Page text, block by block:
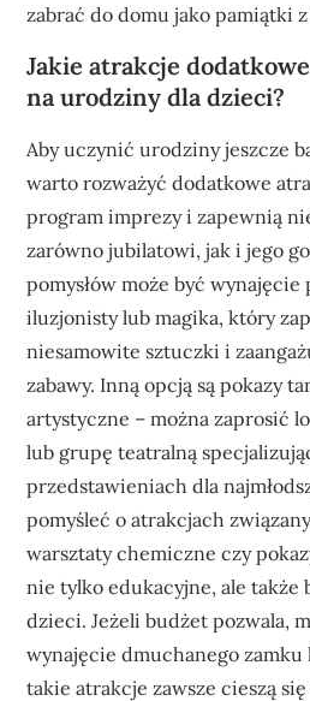
zabrać do domu jako pamiątki
Jakie atrakcje
na urodziny dla dzieci?
Aby uczynić urodziny jeszcze
warto rozważyć dodatkowe
program imprezy i zapewnią
zarówno jubilatowi, jak i jego
pomysłów może być wynajęcie
iluzjonisty lub magika, który
niesamowite sztuczki i
zabawy. Inną opcją są pokazy
artystyczne – można zaprosić
lub grupę teatralną
przedstawieniach dla
pomyśleć o atrakcjach
warsztaty chemiczne czy
nie tylko edukacyjne, ale także
dzieci. Jeżeli budżet pozwala,
wynajęcie dmuchanego
takie atrakcje zawsze cieszą